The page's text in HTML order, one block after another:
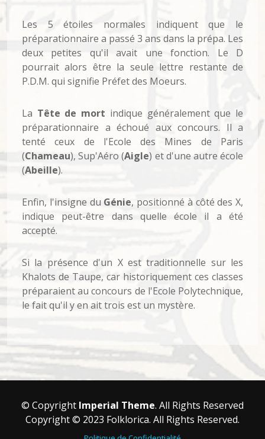
Les 5 étoiles normales indiquent que le
préparationnaire a passé 3 ans dans la prépa. Les
deux petites qu'il avait une fonction. Le D
pourrait alors être la seule lettre restante de
P.D.M. qui signifie Préfet des Moeurs.
La Tête de mort indique généralement que le
préparationnaire a échoué aux concours. Il a
tenté ceux de l'Ecole des Mines de Paris
(Chameau), Sup'Aéro (Aigle) et d'une autre école
(Abeille).
Enfin, l'insigne du Génie, positionné à côté des X,
indique peut-être dans quelle école il a été
accepté.
Si la présence d'un X est traditionnelle sur les
Khalots de Taupe, car historiquement ces classes
préparaient au concours de l'Ecole Polytechnique,
le fait qu'il y en ait trois est un mystère.
© Copyright Imperial Theme. All Rights Reserved
Copyright © 2023 Folklorica. All Rights Reserved.